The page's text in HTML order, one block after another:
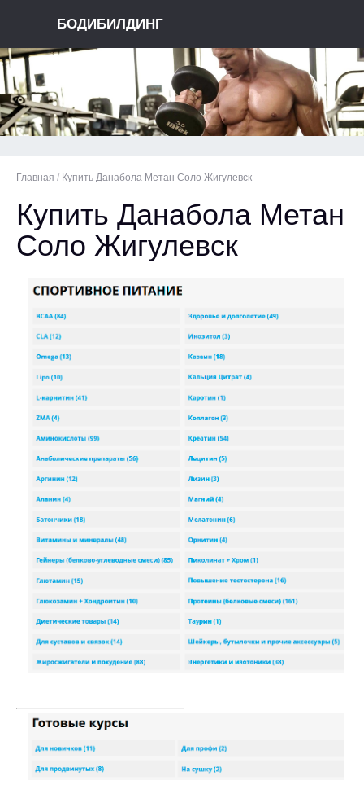
БОДИБИЛДИНГ
Главная / Купить Данабола Метан Соло Жигулевск
Купить Данабола Метан
Соло Жигулевск